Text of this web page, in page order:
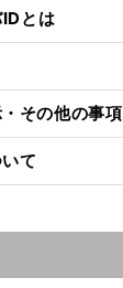
とは
その他の事項
て